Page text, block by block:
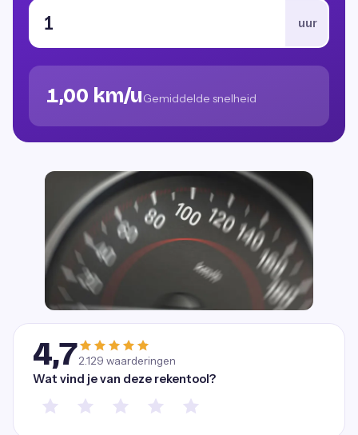
uur
1,00 km/uGemiddelde snelheid
4,72.129 waarderingen
Wat vind je van deze rekentool?